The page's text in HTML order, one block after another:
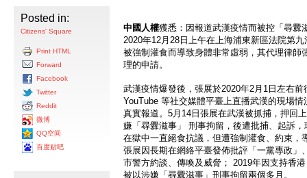
Posted in:
Citizens' Square
Print HTML
Forward
Facebook
Twitter
Reddit
微博
QQ空间
百度贴吧
中國人權獲悉：因報道武漢疫情而被控「尋釁
2020年12月28日上午在上海浦東新區法院第
被強制灌食而導致身體非常虛弱，其代理律師
理的申請。
武漢疫情爆發後，張展於2020年2月1日左右
YouTube 等社交媒體平臺上直播武漢的現場
真實報道。5月14日張展在武漢被抓捕，押回
嫌「尋釁滋事」 刑事拘留，後遭批捕、起訴
在獄中一直絕食抗議，但遭強制灌食、約束，
張展因長期在網絡平臺發佈批評「一黨專政」
市警方約談、傳喚及威脅； 2019年因支持香
被以涉嫌「尋釁滋事」刑事拘留兩個多月。